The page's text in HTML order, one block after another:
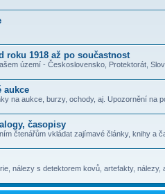
roku 1918 až po součastnost
území - Československo, Protektorát,
aukce
na aukce, burzy, ochody, aj. Upozornění na
časopisy
čtenářům vkládat zajímavé články, knihy a
nálezy s detektorem kovů, artefakty, nálezy,